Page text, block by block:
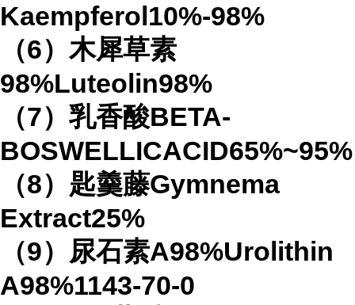
Kaempferol10%-98%
（6）木犀草素
98%Luteolin98%
（7）乳香酸BETA-
BOSWELLICACID65%~95%
（8）匙羹藤Gymnema
Extract25%
（9）尿石素A98%Urolithin
A98%1143-70-0